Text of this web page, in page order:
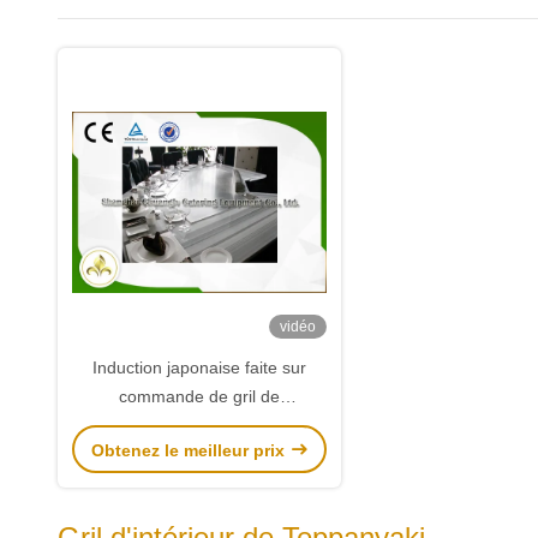
vidéo
Induction japonaise faite sur
commande de gril de
Teppanyaki/Hibachi électrique
Cooktop construit dans le
Obtenez le meilleur prix